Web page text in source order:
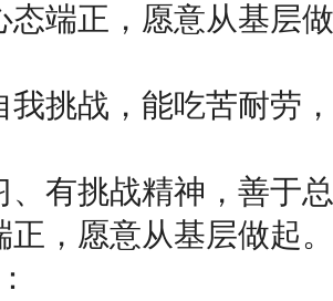
态端正，愿意从基层
我挑战，能吃苦耐劳
、有挑战精神，善于
正，愿意从基层做起。